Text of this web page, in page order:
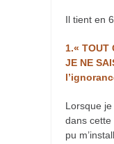
Il tient en
1.« TOUT
JE NE
Lorsque
dans cette
pu